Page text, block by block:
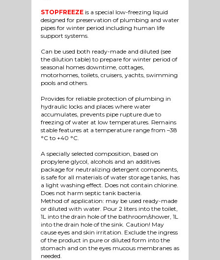
STOPFREEZE is a special low-freezing liquid
designed for preservation of plumbing and water
pipes for winter period including human life
support systems.
Can be used both ready-made and diluted (see
the dilution table) to prepare for winter period of
seasonal homes downtime, cottages,
motorhomes, toilets, cruisers, yachts, swimming
pools and others.
Provides for reliable protection of plumbing in
hydraulic locks and places where water
accumulates, prevents pipe rupture due to
freezing of water at low temperatures. Remains
stable features at a temperature range from –38
°C to +40 °C.
A specially selected composition, based on
propylene glycol, alcohols and an additives
package for neutralizing detergent components,
is safe for all materials of water storage tanks, has
a light washing effect. Does not contain chlorine.
Does not harm septic tank bacteria.
Method of application: may be used ready-made
or diluted with water. Pour 2 liters into the toilet,
1L into the drain hole of the bathroom/shower, 1L
into the drain hole of the sink. Caution! May
cause eyes and skin irritation. Exclude the ingress
of the product in pure or diluted form into the
stomach and on the eyes mucous membranes as
needed.